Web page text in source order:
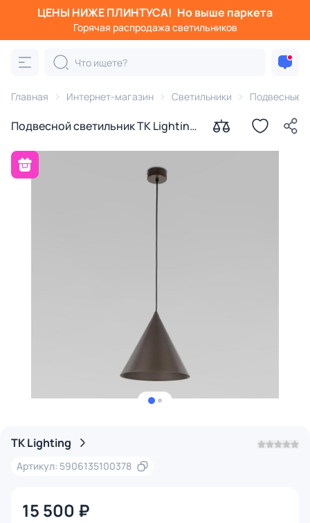
ЦЕНЫ НИЖЕ ПЛИНТУСА! Но выше паркета
Горячая распродажа светильников
Главная Интернет-магазин Светильники Подвесные
Подвесной светильник TK Lighting
TK Lighting
Артикул: 5906135100378
15 500 ₽